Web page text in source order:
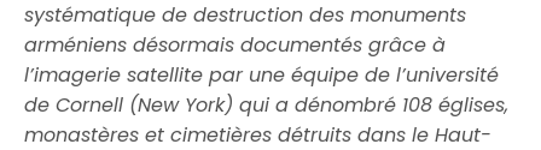
systématique de destruction des monuments
arméniens désormais documentés grâce à
l’imagerie satellite par une équipe de l’université
de Cornell (New York) qui a dénombré 108 églises,
monastères et cimetières détruits dans le Haut-